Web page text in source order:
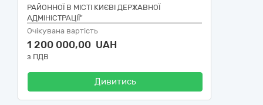
РАЙОННОЇ В МІСТІ КИЄВІ ДЕРЖАВНОЇ
АДМІНІСТРАЦІЇ"
Очікувана вартість
1 200 000,00 UAH
з ПДВ
Дивитись